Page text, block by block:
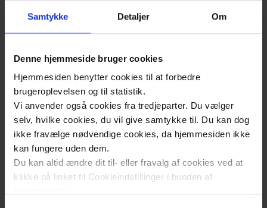
Samtykke Detaljer Om
Denne hjemmeside bruger cookies
Hjemmesiden benytter cookies til at forbedre
brugeroplevelsen og til statistik.
Vi anvender også cookies fra tredjeparter. Du vælger
selv, hvilke cookies, du vil give samtykke til. Du kan dog
ikke fravælge nødvendige cookies, da hjemmesiden ikke
kan fungere uden dem.
Du kan altid ændre dit til- eller fravalg af cookies ved at
klikke på linket til Cookieindstillinger i bunden af
Vi inviterer alle interesserede til en spændende
og lærerig dag, hvor vi vil vise alt det fantastiske
vi kan her på vores lokale sygehus søndag 6.
september 2026 kl. 11-14.
Vi står klar med stande, rundvisninger, a-ha-
oplevelser og ting, du selv kan prøve: